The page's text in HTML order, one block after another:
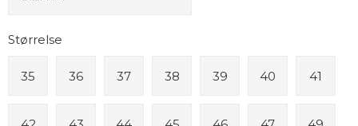
Størrelse
35 36 37 38 39 40 41